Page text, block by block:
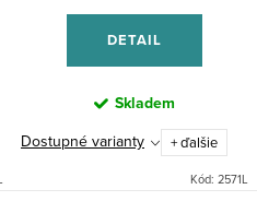
cena:
DETAIL
Skladem
Dostupné varianty + ďalšie
Kód: 2571L